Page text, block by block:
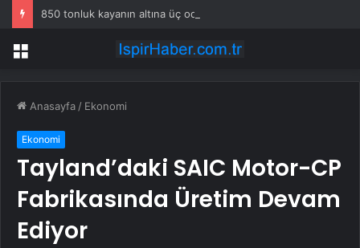
850 tonluk kayanın altına üç odalı ev inşa etti
Menü
Anasayfa / Ekonomi
Ekonomi
Tayland’daki SAIC Motor-CP
Fabrikasında Üretim Devam
Ediyor